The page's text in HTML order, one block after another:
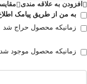
افزودن به علاقه مندی
به من از طریق پیامک
زمانیکه محصول حراج شد
زمانیکه محصول موجود شد